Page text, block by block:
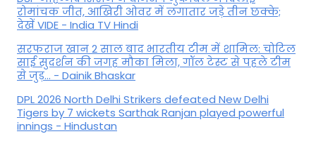
रोमांचक जीत, आखिरी ओवर में लगातार जड़े तीन छक्के;
देखें VIDE - India TV Hindi
सरफराज खान 2 साल बाद भारतीय टीम में शामिल: चोटिल
साई सुदर्शन की जगह मौका मिला, गॉल टेस्ट से पहले टीम
से जुड़... - Dainik Bhaskar
DPL 2026 North Delhi Strikers defeated New Delhi
Tigers by 7 wickets Sarthak Ranjan played powerful
innings - Hindustan